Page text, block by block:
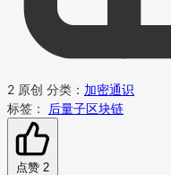
2 原创 分类： 加密通识
标签：
后量子区块链
点赞 2